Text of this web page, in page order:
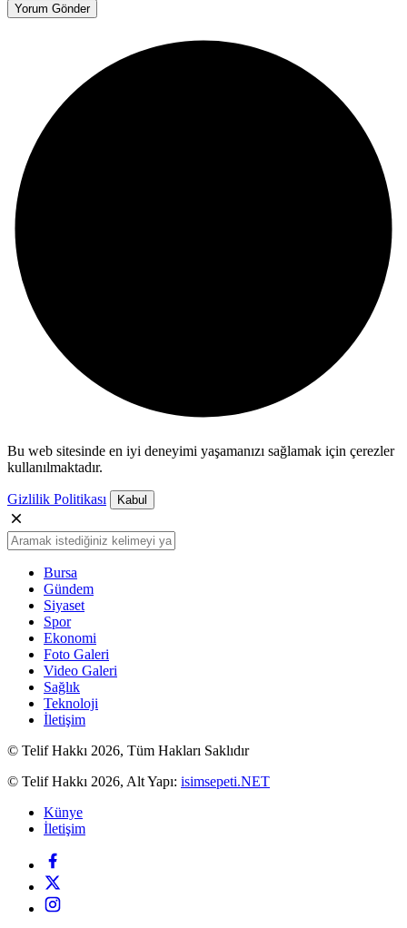
Yorum Gönder
Bu web sitesinde en iyi deneyimi yaşamanızı sağlamak için çerezler
kullanılmaktadır.
Gizlilik Politikası Kabul
Bursa
Gündem
Siyaset
Spor
Ekonomi
Foto Galeri
Video Galeri
Sağlık
Teknoloji
İletişim
© Telif Hakkı 2026, Tüm Hakları Saklıdır
© Telif Hakkı 2026, Alt Yapı: isimsepeti.NET
Künye
İletişim